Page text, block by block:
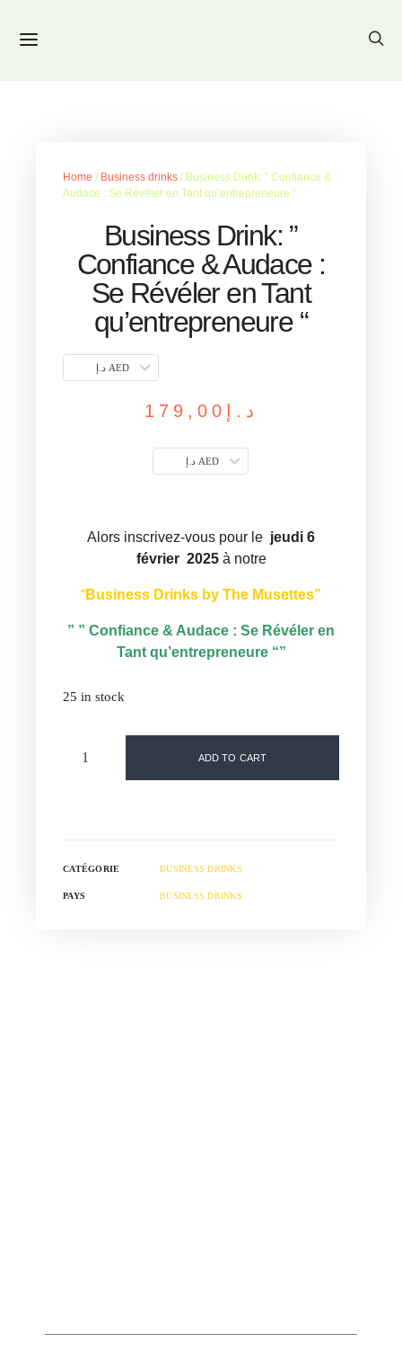
Home / Business drinks / Business Drink: ” Confiance &
Audace : Se Révéler en Tant qu’entrepreneure “
Business Drink: ”
Confiance & Audace :
Se Révéler en Tant
qu’entrepreneure “
د.إ AED
د.إ 179,00
د.إ AED
Alors inscrivez-vous pour le jeudi 6
février 2025 à notre
“Business Drinks by The Musettes”
” ” Confiance & Audace : Se Révéler en
Tant qu’entrepreneure “”
25 in stock
ADD TO CART
CATÉGORIE BUSINESS DRINKS
PAYS BUSINESS DRINKS